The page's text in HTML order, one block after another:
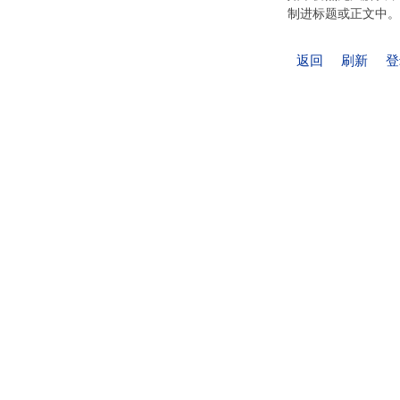
制进标题或正文中。
返回 刷新